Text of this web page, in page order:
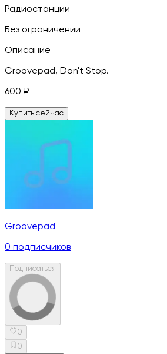
Радиостанции
Без ограничений
Описание
Groovepad, Don't Stop.
600 ₽
Купить сейчас
Groovepad
0 подписчиков
Подписаться
0
0